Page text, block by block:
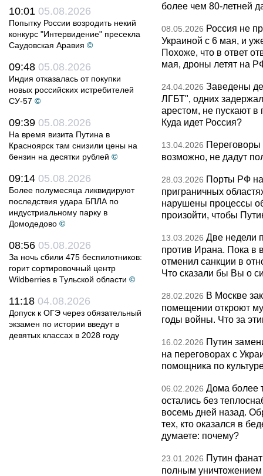
10:01 05.08.2026
Попытку России возродить некий
конкурс "Интервидение" пресекла
Саудовская Аравия ©
09:48 05.08.2026
Индия отказалась от покупки
новых российских истребителей
СУ-57 ©
09:39 05.08.2026
На время визита Путина в
Красноярск там снизили цены на
бензин на десятки рублей ©
09:14 05.08.2026
Более полумесяца ликвидируют
последствия удара БПЛА по
индустриальному парку в
Домодедово ©
08:56 05.08.2026
За ночь сбили 475 беспилотников:
горит сортировочный центр
Wildberries в Тульской области ©
11:18 04.08.2026
Допуск к ОГЭ через обязательный
экзамен по истории введут в
девятых классах в 2028 году
более чем 80-летней
08.05.2026 Россия не
Украиной с 6 мая, и
Похоже, что в ответ
мая, дроны летят на
24.04.2026 Заведены
ЛГБТ", одних
арестом, не пускают
Куда идет Россия?
13.04.2026
возможно, не дадут
28.03.2026 Порты РФ
приграничных
нарушены процессы
произойти, чтобы
13.03.2026 Две недели
против Ирана. Пока в
отменил санкции в
Что сказали бы Вы о
28.02.2026 В Москве
помещении откроют
годы войны. Что за
16.02.2026 Путин
на переговорах с
помощника по
06.02.2026 Дома более
остались без
восемь дней назад.
тех, кто оказался в
думаете: почему?
23.01.2026 Путин
полным уничтожением